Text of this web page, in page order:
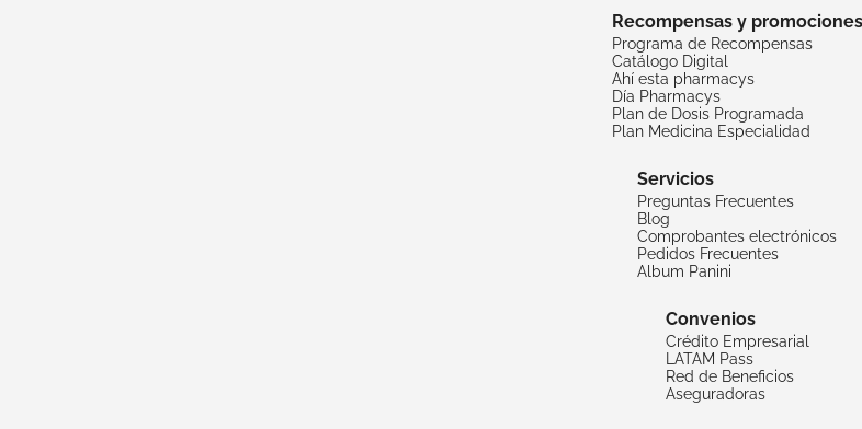
Recompensas y promociones
Programa de Recompensas
Catálogo Digital
Ahí esta pharmacys
Día Pharmacys
Plan de Dosis Programada
Plan Medicina Especialidad
Servicios
Preguntas Frecuentes
Blog
Comprobantes electrónicos
Pedidos Frecuentes
Album Panini
Convenios
Crédito Empresarial
LATAM Pass
Red de Beneficios
Aseguradoras